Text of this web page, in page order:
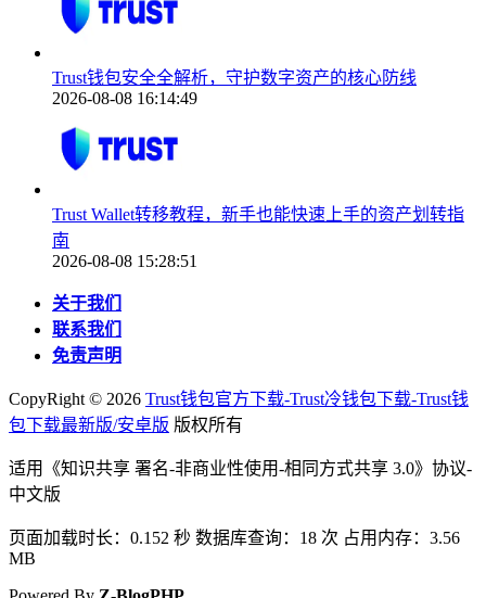
Trust钱包安全全解析，守护数字资产的核心防线
2026-08-08 16:14:49
Trust Wallet转移教程，新手也能快速上手的资产划转指
南
2026-08-08 15:28:51
关于我们
联系我们
免责声明
CopyRight © 2026 Trust钱包官方下载-Trust冷钱包下载-Trust钱
包下载最新版/安卓版 版权所有
适用《知识共享 署名-非商业性使用-相同方式共享 3.0》协议-
中文版
页面加载时长：0.152 秒 数据库查询：18 次 占用内存：3.56
MB